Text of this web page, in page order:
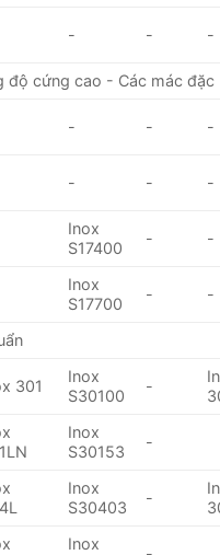
- - -
độ cứng cao - Các mác đặc
- - -
- - -
Inox
S17400
- -
Inox
S17700
- -
301
Inox
S30100
-
Inox
S30153
-
Inox
S30403
-
Inox